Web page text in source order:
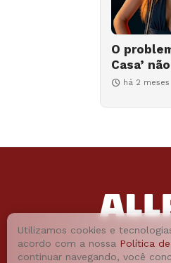
O
Casa’
há 2 meses
Utilizamos cookies e
acordo com a nossa Política
continuar navegando, você